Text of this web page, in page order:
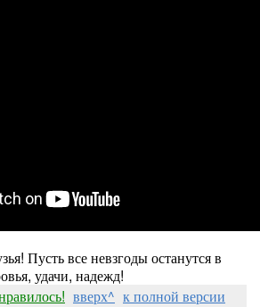
Пусть все невзгоды останутся в
удачи, надежд!
вверх^ к полной версии